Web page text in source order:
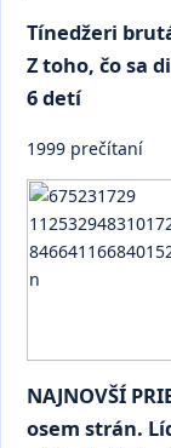
Tínedžeri
Z toho, čo sa
6 detí
1999 prečítaní
NAJNOVŠÍ
osem strán.